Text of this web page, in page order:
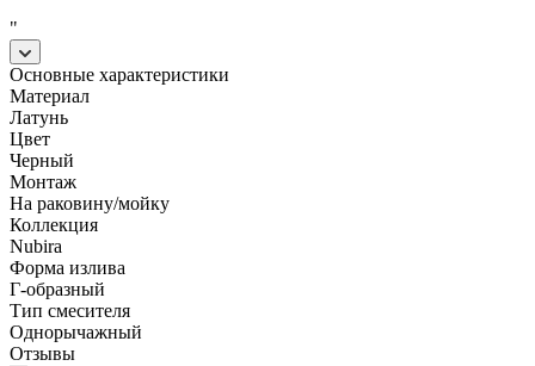
"
Основные характеристики
Материал
Латунь
Цвет
Черный
Монтаж
На раковину/мойку
Коллекция
Nubira
Форма излива
Г-образный
Тип смесителя
Однорычажный
Отзывы